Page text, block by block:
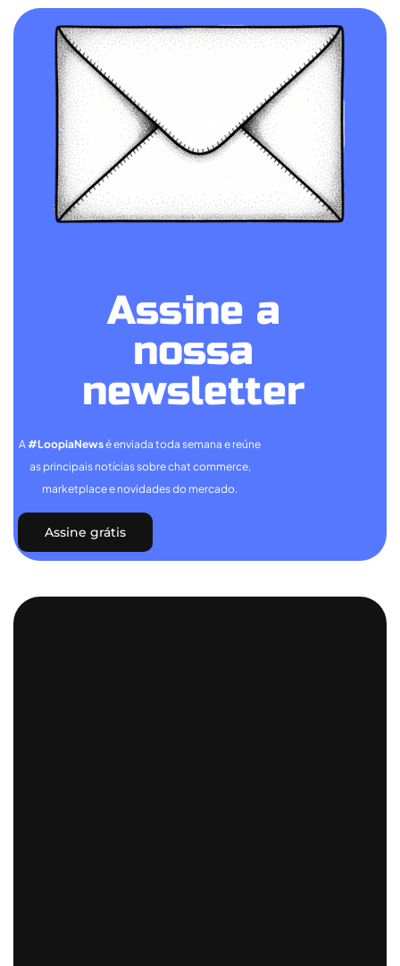
Assine a
nossa
newsletter
A#LoopiaNewsé enviada toda semana e reúne
as principais notícias sobre chat commerce,
marketplace e novidades do mercado.
Assine grátis